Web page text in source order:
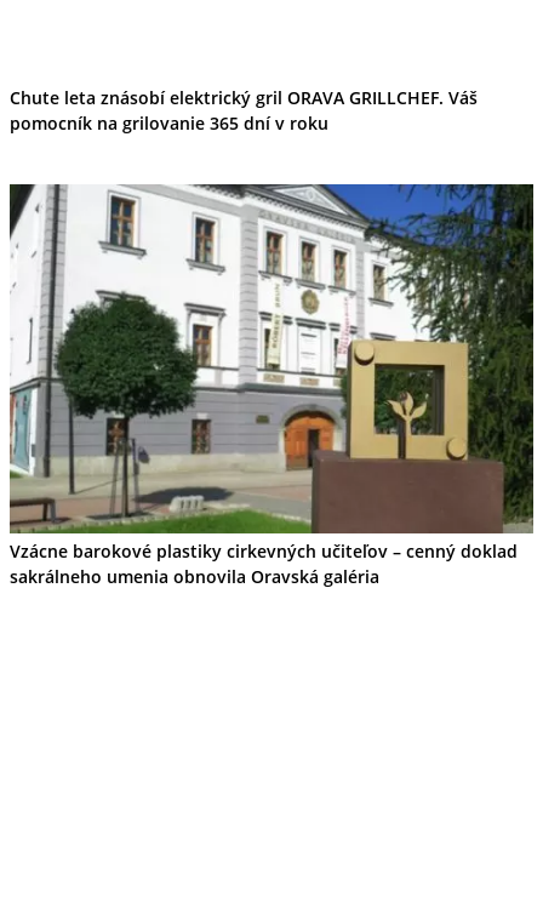
Chute leta znásobí elektrický gril ORAVA GRILLCHEF. Váš
pomocník na grilovanie 365 dní v roku
Vzácne barokové plastiky cirkevných učiteľov – cenný doklad
sakrálneho umenia obnovila Oravská galéria